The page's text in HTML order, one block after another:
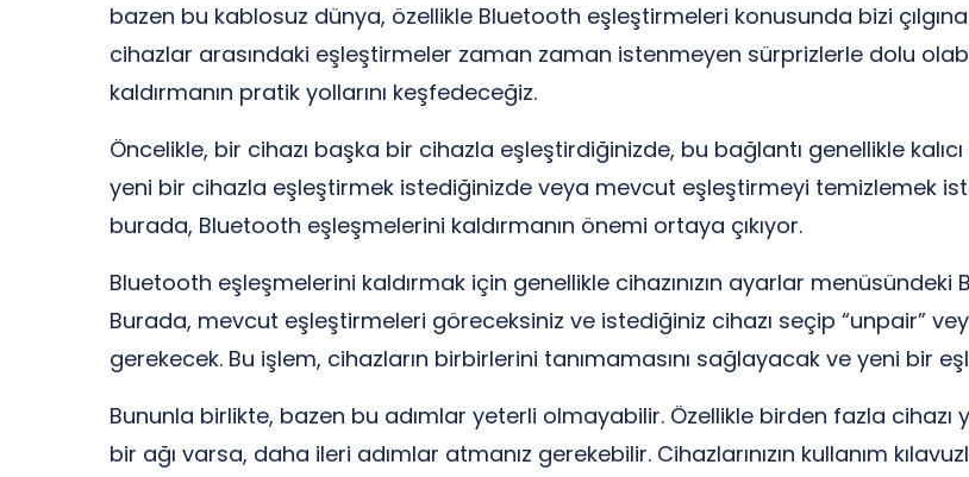
bazen bu kablosuz dünya, özellikle Bluetooth eşleştirmeleri konusunda bizi
cihazlar arasındaki eşleştirmeler zaman zaman istenmeyen sürprizlerle dolu
kaldırmanın pratik yollarını keşfedeceğiz.
Öncelikle, bir cihazı başka bir cihazla eşleştirdiğinizde, bu bağlantı genellikle
yeni bir cihazla eşleştirmek istediğinizde veya mevcut eşleştirmeyi temizlemek
burada, Bluetooth eşleşmelerini kaldırmanın önemi ortaya çıkıyor.
Bluetooth eşleşmelerini kaldırmak için genellikle cihazınızın ayarlar
Burada, mevcut eşleştirmeleri göreceksiniz ve istediğiniz cihazı seçip “unpair”
gerekecek. Bu işlem, cihazların birbirlerini tanımamasını sağlayacak ve yeni bir
Bununla birlikte, bazen bu adımlar yeterli olmayabilir. Özellikle birden fazla cihazı
bir ağı varsa, daha ileri adımlar atmanız gerekebilir. Cihazlarınızın kullanım